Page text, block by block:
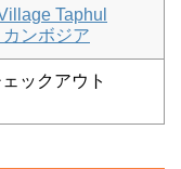
Taphul
ンボジア
ックアウト